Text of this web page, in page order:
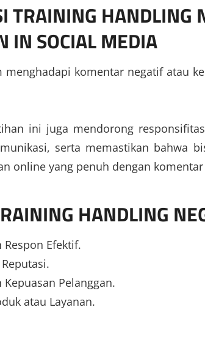
TRAINING HANDLING
IN SOCIAL MEDIA
menghadapi komentar negatif atau
ini juga mendorong
serta memastikan bahwa
online yang penuh dengan
HANDLING
Efektif.
Pelanggan.
atau Layanan.